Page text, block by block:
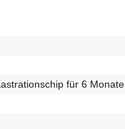
für 6 Monate